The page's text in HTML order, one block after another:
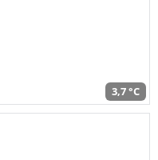
3,7 °C